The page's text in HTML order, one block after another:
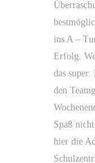
ins A –
Erfolg.
das
den
Spaß
hier die